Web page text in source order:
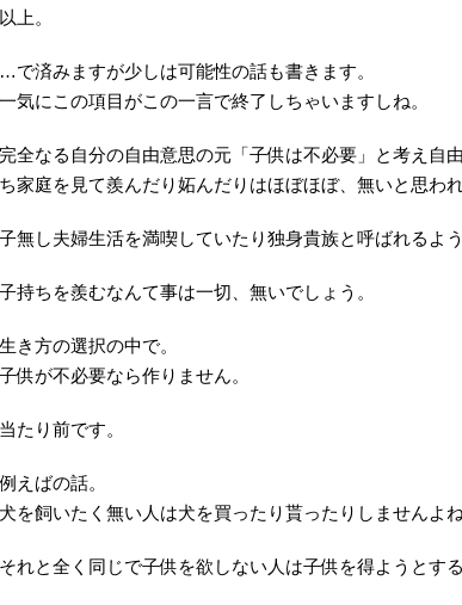
以上。
…で済みますが少しは可能性の話も書きます。
一気にこの項目がこの一言で終了しちゃいますしね。
完全なる自分の自由意思の元「子供は不必要」と考え自
ち家庭を見て羨んだり妬んだりはほぼほぼ、無いと思われ
子無し夫婦生活を満喫していたり独身貴族と呼ばれるよ
子持ちを羨むなんて事は一切、無いでしょう。
生き方の選択の中で。
子供が不必要なら作りません。
当たり前です。
例えばの話。
犬を飼いたく無い人は犬を買ったり貰ったりしませんよね
それと全く同じで子供を欲しない人は子供を得ようとす